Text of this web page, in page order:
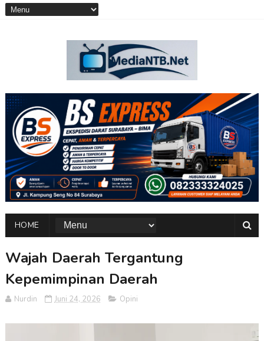
HOME
Wajah Daerah Tergantung
Kepemimpinan Daerah
Nurdin Juni 24, 2026 Opini